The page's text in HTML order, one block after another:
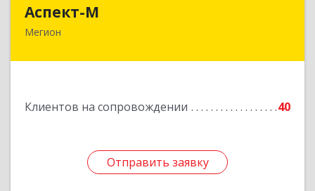
Аспект-М
Мегион
Клиентов на сопровождении 40
Отправить заявку
628681, Ханты-Мансийский Автономный округ
Отправить заявку